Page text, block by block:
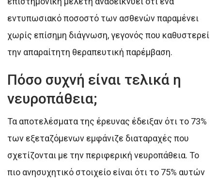
εντυπωσιακό ποσοστό των ασθενών παραμένει
χωρίς επίσημη διάγνωση, γεγονός που καθυστερεί
την απαραίτητη θεραπευτική παρέμβαση.
Πόσο συχνή είναι τελικά η
νευροπάθεια;
Τα αποτελέσματα της έρευνας έδειξαν ότι το 73%
των εξεταζόμενων εμφάνιζε διαταραχές που
σχετίζονται με την περιφερική νευροπάθεια. Το
πιο ανησυχητικό στοιχείο είναι ότι το 75% αυτών